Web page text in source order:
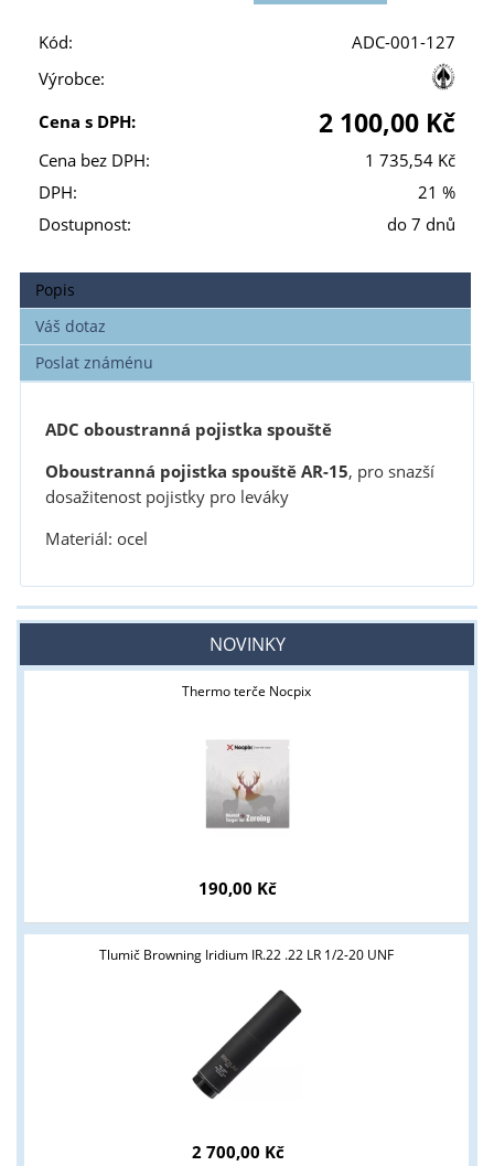
Kód:
ADC-001-127
Výrobce:
Cena s DPH:
2 100,00 Kč
Cena bez DPH:
1 735,54 Kč
DPH:
21 %
Dostupnost:
do 7 dnů
Popis
Váš dotaz
Poslat známénu
ADC oboustranná pojistka spouště
Oboustranná pojistka spouště AR-15, pro snazší
dosažitenost pojistky pro leváky
Materiál: ocel
NOVINKY
Thermo terče Nocpix
190,00 Kč
Tlumič Browning Iridium IR.22 .22 LR 1/2-20 UNF
2 700,00 Kč